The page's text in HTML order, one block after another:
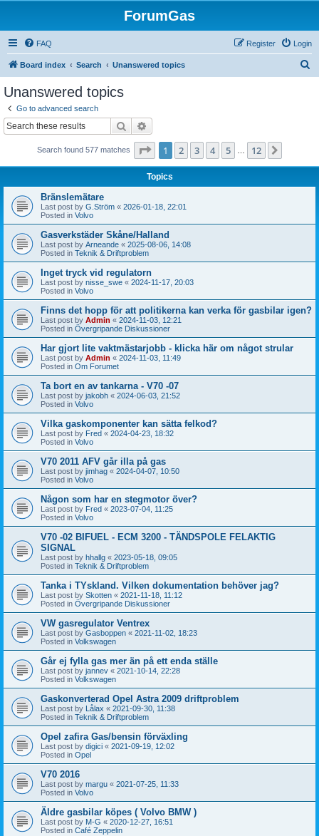
ForumGas
FAQ Login
Register
Board index Search Unanswered topics
Unanswered topics
Go to advanced search
Search
Search found 577 matches Page 1of 12
1 2 3 4 5 12
Topics
Bränslemätare
Last post by G.Ström « 2026-01-18, 22:01
Posted in Volvo
Gasverkstäder Skåne/Halland
Last post by Arneande « 2025-08-06, 14:08
Posted in Teknik & Driftproblem
Inget tryck vid regulatorn
Last post by nisse_swe « 2024-11-17, 20:03
Posted in Volvo
Finns det hopp för att politikerna kan verka för gasbilar igen?
Last post by Admin « 2024-11-03, 12:21
Posted in Övergripande Diskussioner
Har gjort lite vaktmästarjobb - klicka här om något strular
Last post by Admin « 2024-11-03, 11:49
Posted in Om Forumet
Ta bort en av tankarna - V70 -07
Last post by jakobh « 2024-06-03, 21:52
Posted in Volvo
Vilka gaskomponenter kan sätta felkod?
Last post by Fred « 2024-04-23, 18:32
Posted in Volvo
V70 2011 AFV går illa på gas
Last post by jimhag « 2024-04-07, 10:50
Posted in Volvo
Någon som har en stegmotor över?
Last post by Fred « 2023-07-04, 11:25
Posted in Volvo
V70 -02 BIFUEL - ECM 3200 - TÄNDSPOLE FELAKTIG
SIGNAL
Last post by hhallg « 2023-05-18, 09:05
Posted in Teknik & Driftproblem
Tanka i TYskland. Vilken dokumentation behöver jag?
Last post by Skotten « 2021-11-18, 11:12
Posted in Övergripande Diskussioner
VW gasregulator Ventrex
Last post by Gasboppen « 2021-11-02, 18:23
Posted in Volkswagen
Går ej fylla gas mer än på ett enda ställe
Last post by jannev « 2021-10-14, 22:28
Posted in Volkswagen
Gaskonverterad Opel Astra 2009 driftproblem
Last post by Lålax « 2021-09-30, 11:38
Posted in Teknik & Driftproblem
Opel zafira Gas/bensin förväxling
Last post by digici « 2021-09-19, 12:02
Posted in Opel
V70 2016
Last post by margu « 2021-07-25, 11:33
Posted in Volvo
Äldre gasbilar köpes ( Volvo BMW )
Last post by M-G « 2020-12-27, 16:51
Posted in Café Zeppelin